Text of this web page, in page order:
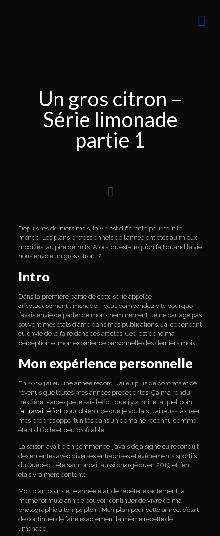
Un gros citron –
Série limonade
partie 1
Depuis les derniers mois, la vie est différente pour tout le
monde. Les plans professionnels de l’année ont étés au mieux
modifiés, au pire détruits. Alors, qu’est-ce qu’on fait quand la vie
nous envoie un gros citron…?
Intro
Dans la première partie de cette série appelée
affectueusement limonade – vous compendez vite pourquoi –
j’avais envie de parler de mon cheminement. Je ne partage pas
souvent mes états d’âme dans mes publications. J’ai cependant
eu envie de le faire dans ces articles. Ceci est donc ma
perception et mon expérience personnelle des derniers mois.
Mon expérience personnelle
En 2019 j’ai eu une année record. J’ai eu plus de contrats et de
revenus que toutes mes années précédentes. Ça m’a rendu
très fière. Parce que je sais l’effort que j’y ai mit et à quel point
j’ai travaillé fortpour obtenir ce que je voulais. J’ai réussi à créer
mes propres opportunités dans un domaine reconnu comme
étant difficile et peu profitable.
La saison avait bien commencé, j’avais déjà signé ou reconduit
des ententes avec diverses entreprises et évènements sportifs
du Québec. L’été s’annonçait aussi chargé qu’en 2019 et j’en
étais vraiment contente.
Mon plan pour cette année était de répéter exactement la
même formule afin de pouvoir continuer de vivre de ma
photographie à temps plein. Mon plan pour cette année, c’était
de continuer de faire exactement la même recette de
limonade.